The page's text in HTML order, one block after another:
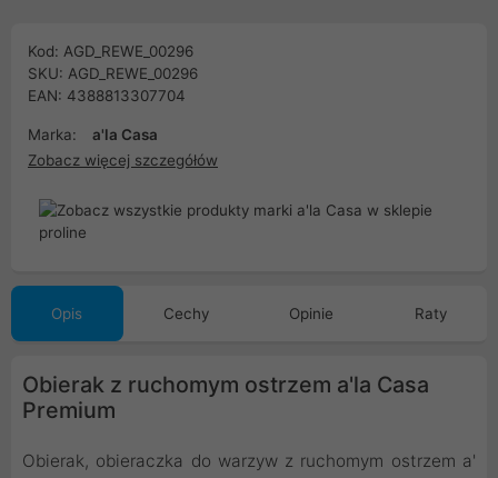
Kod: AGD_REWE_00296
SKU: AGD_REWE_00296
EAN: 4388813307704
Marka:
a'la Casa
Zobacz więcej szczegółów
Opis Cechy Opinie Raty
Obierak z ruchomym ostrzem a'la Casa
Premium
Obierak, obieraczka do warzyw z ruchomym ostrzem a'